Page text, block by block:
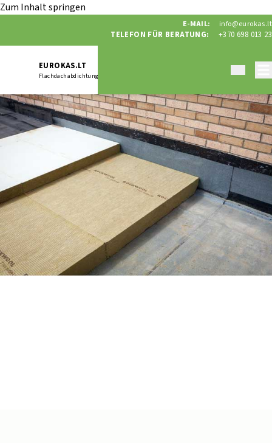
Zum Inhalt springen
E-MAIL: info@eurokas.lt
TELEFON FÜR BERATUNG: +370 698 013 23
EUROKAS.LT
Flachdachabdichtung